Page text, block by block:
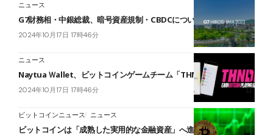
ニュース
G7財務相・中銀総裁、暗号資産規制・CBDCについて議論
2024年10月17日 17時46分
ニュース
Naytua Ｗallet、ビットコインゲームチーム「THNDR」と連携
2024年10月17日 17時46分
ビットコインニュース ニュース
ビットコインは「成熟した実用的な金融資産」へ進化＝Xapo Bank